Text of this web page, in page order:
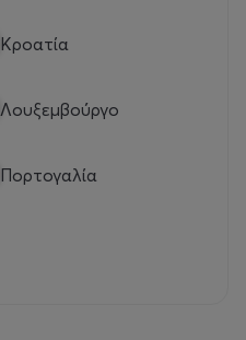
Κροατία
Λουξεμβούργο
Πορτογαλία